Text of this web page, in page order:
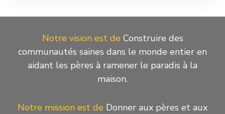
Notre vision est de Construire des
communautés saines dans le monde entier en
aidant les pères à ramener le paradis à la
maison.
Notre mission est de Donner aux pères et aux